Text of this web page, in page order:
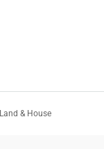
Land & House